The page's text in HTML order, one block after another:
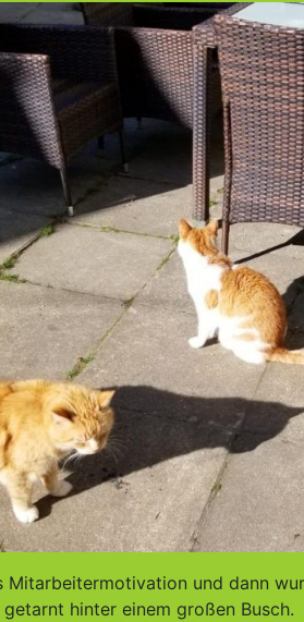
Mitarbeitermotivation und dann
hinter einem großen Busch.